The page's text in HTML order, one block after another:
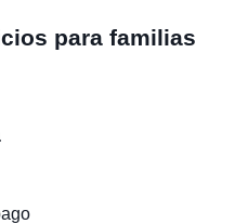
para familias